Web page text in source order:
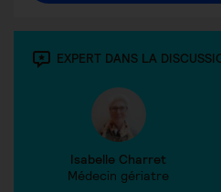
EXPERT DANS LA
Isabelle Charret
Médecin gériatre